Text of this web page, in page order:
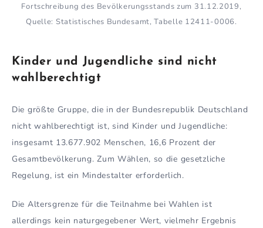
Fortschreibung des Bevölkerungsstands zum 31.12.2019,
Quelle: Statistisches Bundesamt, Tabelle 12411-0006.
Kinder und Jugendliche sind nicht
wahlberechtigt
Die größte Gruppe, die in der Bundesrepublik Deutschland
nicht wahlberechtigt ist, sind Kinder und Jugendliche:
insgesamt 13.677.902 Menschen, 16,6 Prozent der
Gesamtbevölkerung. Zum Wählen, so die gesetzliche
Regelung, ist ein Mindestalter erforderlich.
Die Altersgrenze für die Teilnahme bei Wahlen ist
allerdings kein naturgegebener Wert, vielmehr Ergebnis